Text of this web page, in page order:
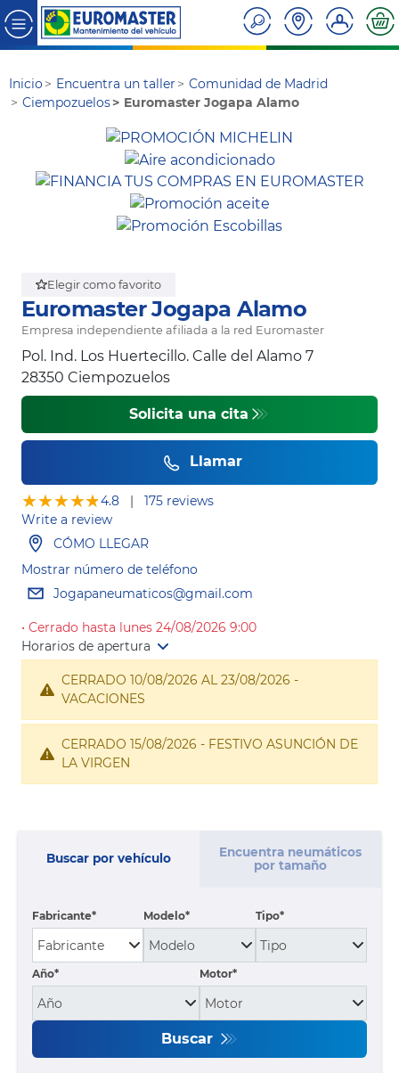
Inicio Encuentra un taller
Comunidad de Madrid
Ciempozuelos
Euromaster Jogapa Alamo
Elegir como favorito
Euromaster Jogapa Alamo
Empresa independiente afiliada a la red Euromaster
Pol. Ind. Los Huertecillo. Calle del Alamo 7
28350 Ciempozuelos
Solicita una cita
Llamar
★★★★★
★★★★★4.8 |175 reviews
Write a review
CÓMO LLEGAR
Mostrar número de teléfono
Jogapaneumaticos@gmail.com
• Cerrado hasta lunes 24/08/2026 9:00
Horarios de apertura
CERRADO 10/08/2026 AL 23/08/2026 -
VACACIONES
CERRADO 15/08/2026 - FESTIVO ASUNCIÓN DE
LA VIRGEN
Buscar por vehículo
Encuentra neumáticos
por tamaño
Fabricante Modelo Tipo
Año* Motor*
Buscar